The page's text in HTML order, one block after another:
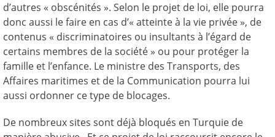
d’autres « obscénités ». Selon le projet de loi, elle pourra
donc aussi le faire en cas d’« atteinte à la vie privée », de
contenus « discriminatoires ou insultants à l’égard de
certains membres de la société » ou pour protéger la
famille et l’enfance. Le ministre des Transports, des
Affaires maritimes et de la Communication pourra lui
aussi ordonner ce type de blocages.
De nombreux sites sont déjà bloqués en Turquie de